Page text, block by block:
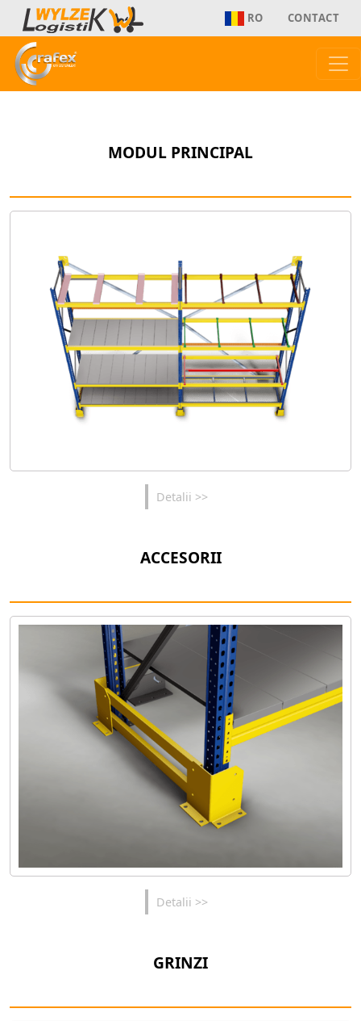
RO CONTACT
MODUL PRINCIPAL
Detalii >>
ACCESORII
Detalii >>
GRINZI